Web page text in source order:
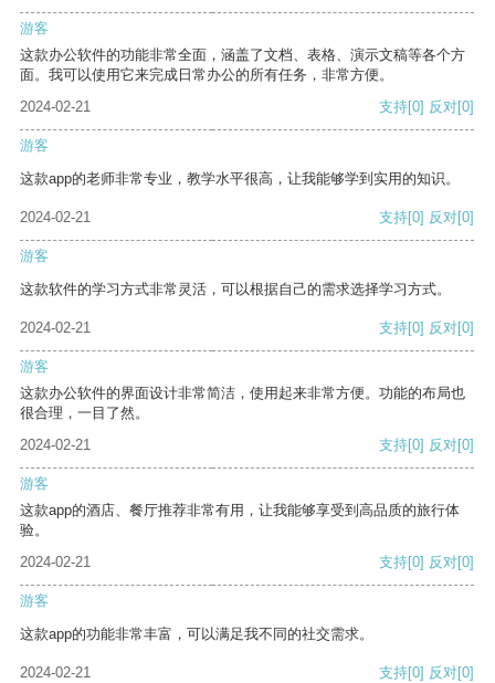
游客
这款办公软件的功能非常全面，涵盖了文档、表格、演示文稿等各个方
面。我可以使用它来完成日常办公的所有任务，非常方便。
2024-02-21
支持[0] 反对[0]
游客
这款app的老师非常专业，教学水平很高，让我能够学到实用的知识。
2024-02-21 支持[0] 反对[0]
游客
这款软件的学习方式非常灵活，可以根据自己的需求选择学习方式。
2024-02-21 支持[0] 反对[0]
游客
这款办公软件的界面设计非常简洁，使用起来非常方便。功能的布局也
很合理，一目了然。
2024-02-21
支持[0] 反对[0]
游客
这款app的酒店、餐厅推荐非常有用，让我能够享受到高品质的旅行体
验。
2024-02-21
支持[0] 反对[0]
游客
这款app的功能非常丰富，可以满足我不同的社交需求。
2024-02-21 支持[0] 反对[0]